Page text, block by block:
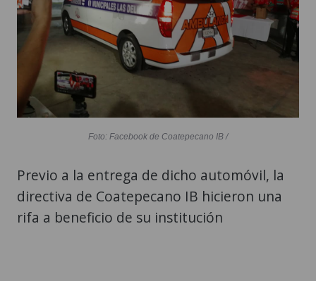
Foto: Facebook de Coatepecano IB /
Previo a la entrega de dicho automóvil, la
directiva de Coatepecano IB hicieron una
rifa a beneficio de su institución